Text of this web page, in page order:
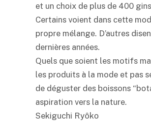
et un choix de plus de 400
Certains voient dans cette
propre mélange. D’autres
dernières années.
Quels que soient les motifs
les produits à la mode et pas
de déguster des boissons
aspiration vers la nature.
Sekiguchi Ryôko